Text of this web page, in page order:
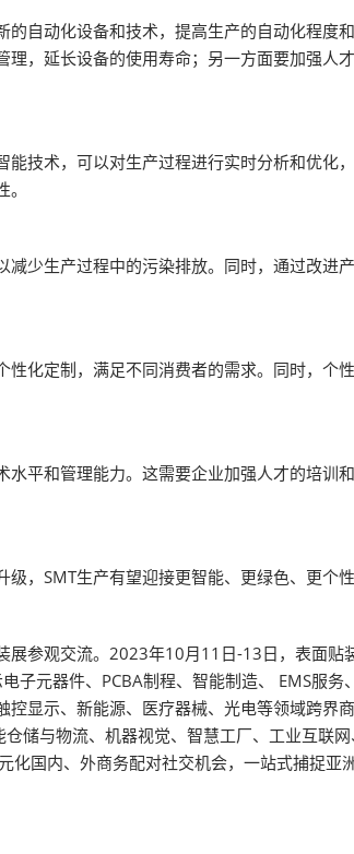
自动化设备和技术，提高生产的自动化程度
，延长设备的使用寿命；另一方面要加强人
技术，可以对生产过程进行实时分析和优化
少生产过程中的污染排放。同时，通过改进
化定制，满足不同消费者的需求。同时，个
平和管理能力。这需要企业加强人才的培训
，SMT生产有望迎接更智能、更绿色、更个性
参观交流。2023年10月11日-13日，表面贴
子元器件、PCBA制程、智能制造、 EMS服
显示、新能源、医疗器械、光电等领域跨界
储与物流、机器视觉、智慧工厂、工业互联
国内、外商务配对社交机会，一站式捕捉亚